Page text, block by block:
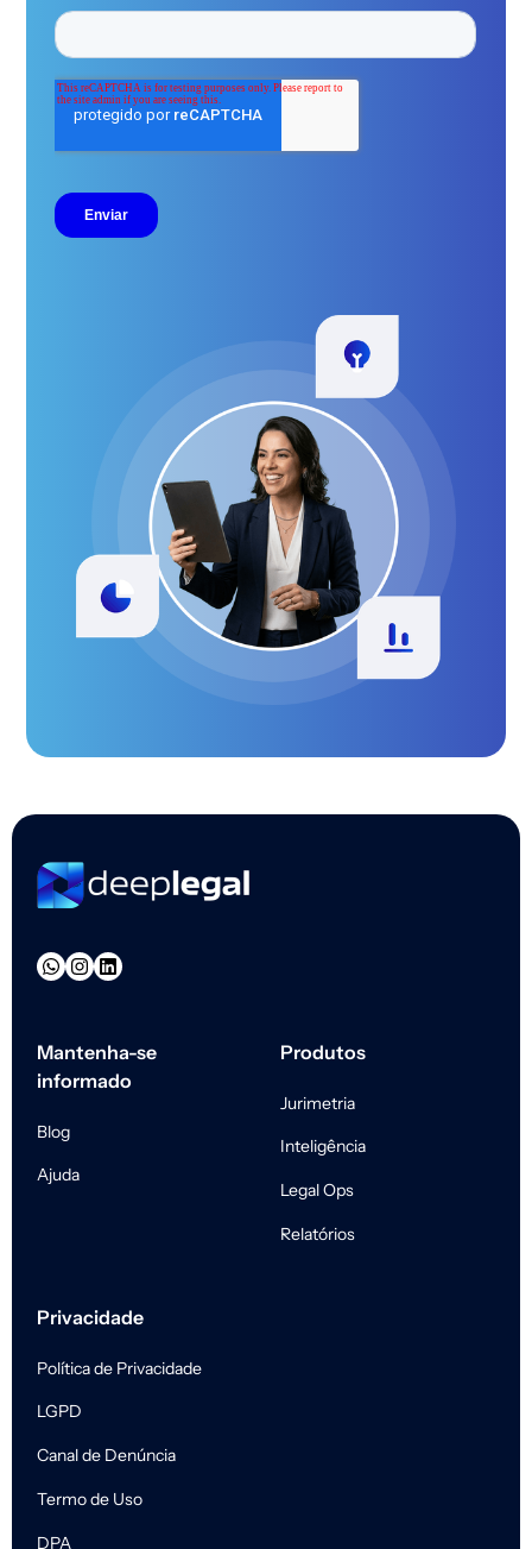
Mantenha-se
informado
Blog
Ajuda
Produtos
Jurimetria
Inteligência
Legal Ops
Relatórios
Privacidade
Política de Privacidade
LGPD
Canal de Denúncia
Termo de Uso
DPA